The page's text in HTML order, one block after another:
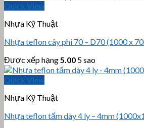
Quick View
Nhựa Kỹ Thuật
Nhựa teflon cây phi 70 – D70 (1000 x
Được xếp hạng 5.00 5 sao
Quick View
Nhựa Kỹ Thuật
Nhựa teflon tấm dày 4 ly – 4mm